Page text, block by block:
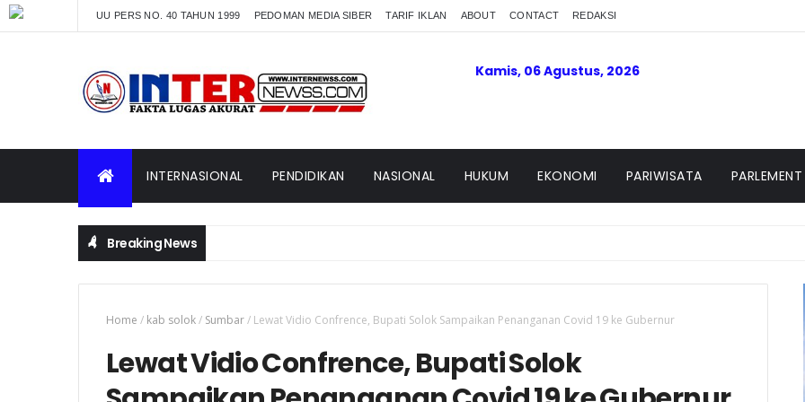
UU PERS NO. 40 TAHUN 1999 PEDOMAN MEDIA SIBER TARIF IKLAN ABOUT CONTACT REDAKSI
Kamis, 06 Agustus, 2026
INTERNASIONAL PENDIDIKAN NASIONAL HUKUM EKONOMI PARIWISATA PARLEMENT
Breaking News
Home / kab solok/ Sumbar/ Lewat Vidio Confrence, Bupati Solok Sampaikan Penanganan Covid 19 ke Gubernur
Lewat Vidio Confrence, Bupati Solok